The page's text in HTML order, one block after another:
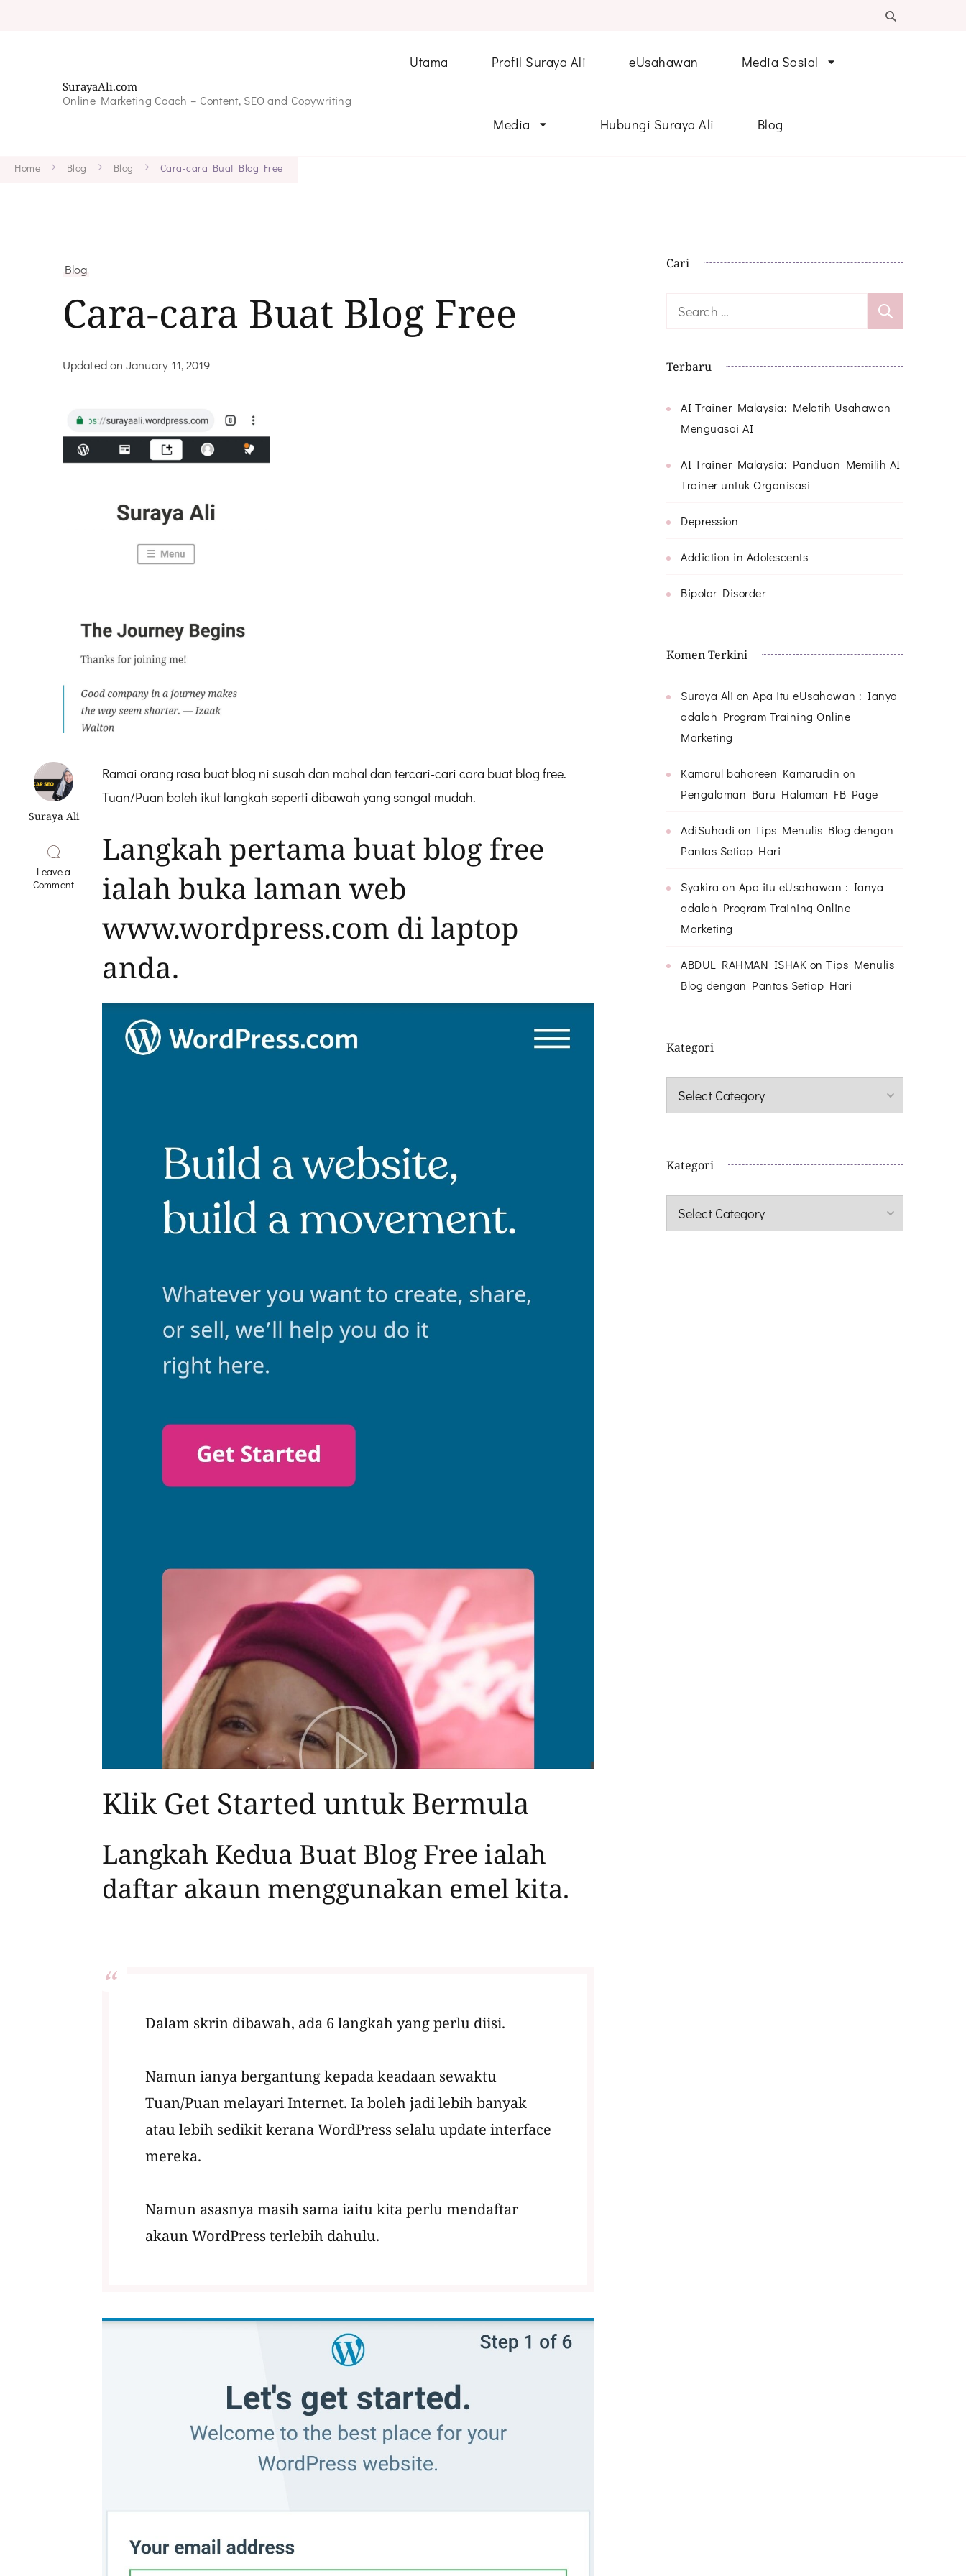
SurayaAli.com
Online Marketing Coach – Content, SEO and Copywriting
Utama Profil Suraya Ali eUsahawan Media Sosial
Media Hubungi Suraya Ali Blog
Home Blog Blog Cara-cara Buat Blog Free
Blog
Cara-cara Buat Blog Free
Updated onJanuary 11, 2019
Suraya Ali
Leave a
Commenton
Ramai orang rasa buat blog ni susah dan mahal dan tercari-cari cara buat blog free.
Tuan/Puan boleh ikut langkah seperti dibawah yang sangat mudah.
Langkah pertama buat blog free
ialah buka laman web
www.wordpress.com di laptop
anda.
Klik Get Started untuk Bermula
Langkah Kedua Buat Blog Free ialah
daftar akaun menggunakan emel kita.
Dalam skrin dibawah, ada 6 langkah yang perlu diisi.
Namun ianya bergantung kepada keadaan sewaktu
Tuan/Puan melayari Internet. Ia boleh jadi lebih banyak
atau lebih sedikit kerana WordPress selalu update interface
mereka.
Namun asasnya masih sama iaitu kita perlu mendaftar
akaun WordPress terlebih dahulu.
Cari
Search
Terbaru
AI Trainer Malaysia: Melatih Usahawan
Menguasai AI
AI Trainer Malaysia: Panduan Memilih AI
Trainer untuk Organisasi
Depression
Addiction in Adolescents
Bipolar Disorder
Komen Terkini
Suraya Ali on Apa itu eUsahawan : Ianya
adalah Program Training Online
Marketing
Kamarul bahareen Kamarudin on
Pengalaman Baru Halaman FB Page
AdiSuhadi on Tips Menulis Blog dengan
Pantas Setiap Hari
Syakira on Apa itu eUsahawan : Ianya
adalah Program Training Online
Marketing
ABDUL RAHMAN ISHAK on Tips Menulis
Blog dengan Pantas Setiap Hari
Kategori
Kategori
Kategori
Kategori